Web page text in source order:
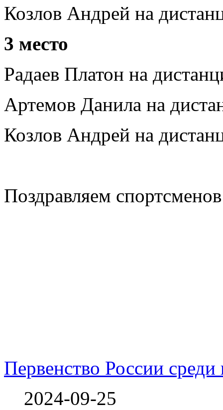
Козлов Андрей на
3 место
Радаев Платон на
Артемов Данила на
Козлов Андрей на
Поздравляем
Первенство России
2024-09-25